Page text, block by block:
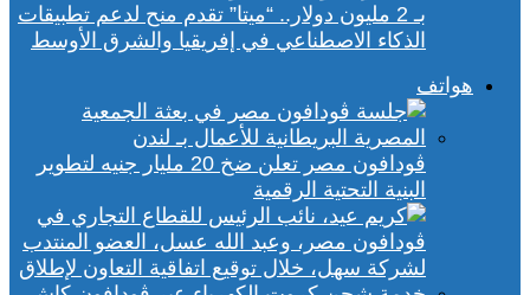
بـ 2 مليون دولار.. “ميتا” تقدم منح لدعم تطبيقات
الذكاء الاصطناعي في إفريقيا والشرق الأوسط
هواتف
ڤودافون مصر تعلن ضخ 20 مليار جنيه لتطوير
البنية التحتية الرقمية